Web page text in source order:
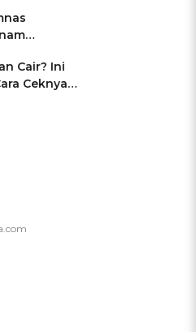
Pakansari
Cair? Ini
Ceknya